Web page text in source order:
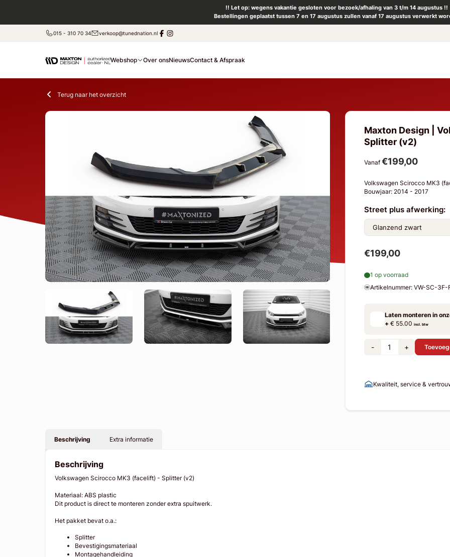
!! Let op: wegens vakantie gesloten voor bezoek/afhaling van 3 t/m 14 augustus !!
Bestellingen geplaatst tussen 7 en 17 augustus zullen vanaf 17 augustus verwerkt
015 - 310 70 34 verkoop@tunednation.nl
Webshop Over onsNieuwsContact & Afspraak
Terug naar het overzicht
Maxton Design |
Splitter (v2)
Vanaf €199,00
Volkswagen Scirocco MK3
Bouwjaar: 2014 - 2017
Street plus afwerking:
€199,00
1 op voorraad
Artikelnummer: VW-SC-3F-
Laten monteren in
+€ 55.00 incl. btw
- +
Kwaliteit, service &
Beschrijving Extra informatie
Beschrijving
Volkswagen Scirocco MK3 (facelift) - Splitter (v2)
Materiaal: ABS plastic
Dit product is direct te monteren zonder extra spuitwerk.
Het pakket bevat o.a.:
Splitter
Bevestigingsmateriaal
Montagehandleiding